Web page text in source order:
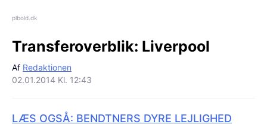
plbold.dk
Transferoverblik: Liverpool
Af Redaktionen
02.01.2014 Kl. 12:43
LÆS OGSÅ: BENDTNERS DYRE LEJLIGHED